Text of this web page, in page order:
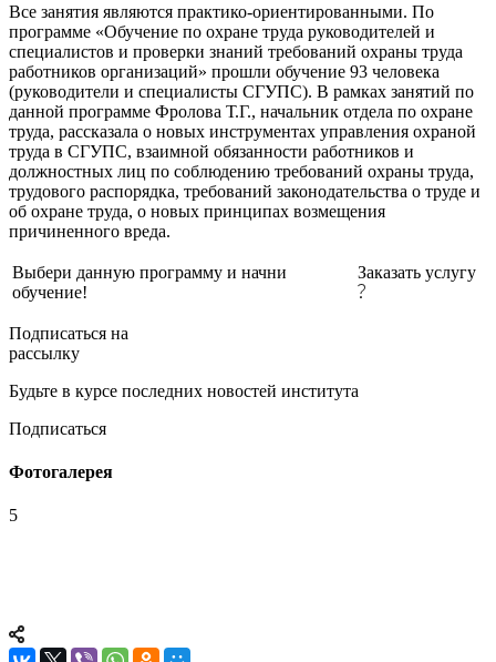
Все занятия являются практико-ориентированными. По
программе «Обучение по охране труда руководителей и
специалистов и проверки знаний требований охраны труда
работников организаций» прошли обучение 93 человека
(руководители и специалисты СГУПС). В рамках занятий по
данной программе Фролова Т.Г., начальник отдела по охране
труда, рассказала о новых инструментах управления охраной
труда в СГУПС, взаимной обязанности работников и
должностных лиц по соблюдению требований охраны труда,
трудового распорядка, требований законодательства о труде и
об охране труда, о новых принципах возмещения
причиненного вреда.
Выбери данную программу и начни
обучение!
Заказать услугу
Подписаться на
рассылку
Будьте в курсе последних новостей института
Подписаться
Фотогалерея
5